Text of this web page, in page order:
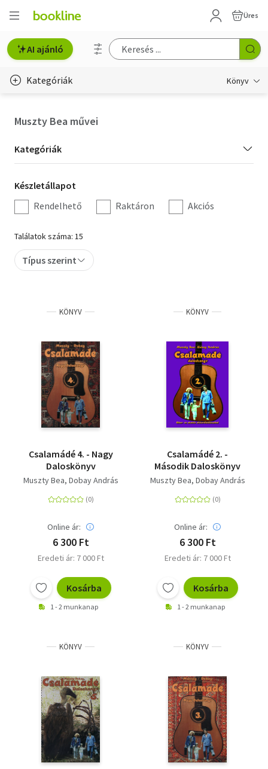
Üres
AI ajánló
Kategóriák Könyv
Hobbi, szabadidő
Irodalom
Művészet
Szakkönyv
Tankönyv, segédkönyv
Társadalomtudomány
Természettudomány
Történelem
Muszty Bea művei
Kategória
szűrés
Kategóriák
Készletállapot
szűrés
Készletállapot
Rendelhető
Raktáron Akciós
Találatok száma: 15
Típus szerint
KÖNYV
Csalamádé 4. - Nagy
Daloskönyv
Muszty Bea Dobay András
Online ár:
6 300 Ft
Eredeti ár: 7 000 Ft
Kosárba
1 - 2 munkanap
KÖNYV
Csalamádé 2. -
Második Daloskönyv
Muszty Bea Dobay András
Online ár:
6 300 Ft
Eredeti ár: 7 000 Ft
Kosárba
1 - 2 munkanap
KÖNYV KÖNYV